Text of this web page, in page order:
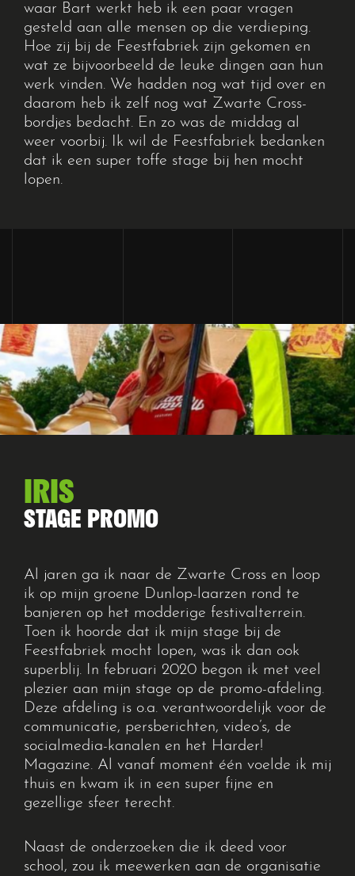
waar Bart werkt heb ik een paar vragen
gesteld aan alle mensen op die verdieping.
Hoe zij bij de Feestfabriek zijn gekomen en
wat ze bijvoorbeeld de leuke dingen aan hun
werk vinden. We hadden nog wat tijd over en
daarom heb ik zelf nog wat Zwarte Cross-
bordjes bedacht. En zo was de middag al
weer voorbij. Ik wil de Feestfabriek bedanken
dat ik een super toffe stage bij hen mocht
lopen.
IRIS
STAGE PROMO
Al jaren ga ik naar de Zwarte Cross en loop
ik op mijn groene Dunlop-laarzen rond te
banjeren op het modderige festivalterrein.
Toen ik hoorde dat ik mijn stage bij de
Feestfabriek mocht lopen, was ik dan ook
superblij. In februari 2020 begon ik met veel
plezier aan mijn stage op de promo-afdeling.
Deze afdeling is o.a. verantwoordelijk voor de
communicatie, persberichten, video’s, de
socialmedia-kanalen en het Harder!
Magazine. Al vanaf moment één voelde ik mij
thuis en kwam ik in een super fijne en
gezellige sfeer terecht.
Naast de onderzoeken die ik deed voor
school, zou ik meewerken aan de organisatie